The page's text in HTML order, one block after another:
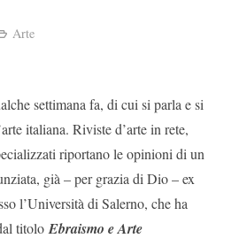
Arte
settimana fa, di cui si parla e si
italiana. Riviste d’arte in rete,
riportano le opinioni di un
già – per grazia di Dio – ex
l’Università di Salerno, che ha
titolo Ebraismo e Arte